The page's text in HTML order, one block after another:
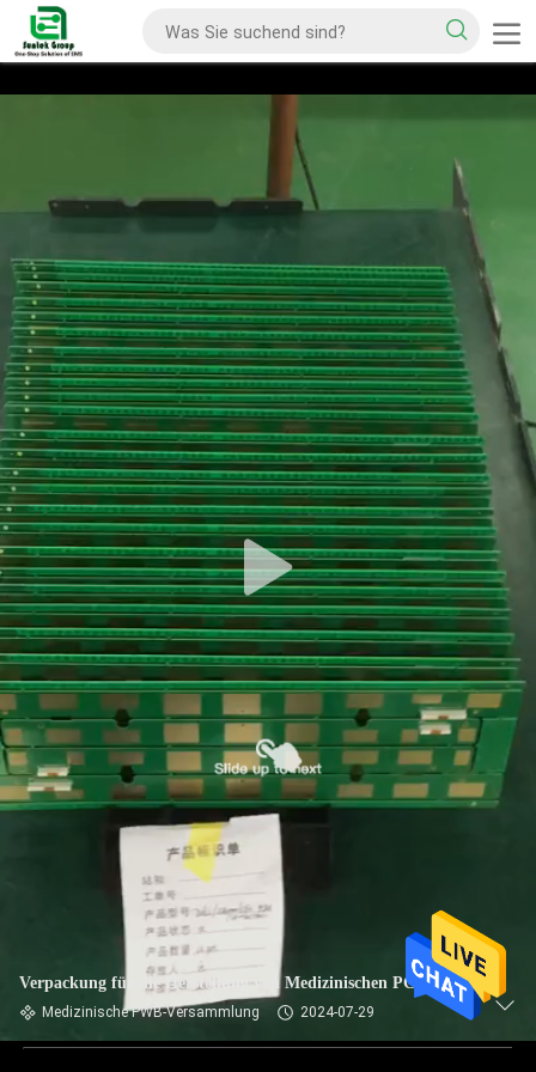
Verpackung für die Herstellung von Medizinischen PCBs
Medizinische PWB-Versammlung 2024-07-29